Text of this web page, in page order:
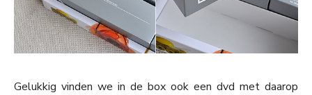
Gelukkig vinden we in de box ook een dvd met daarop